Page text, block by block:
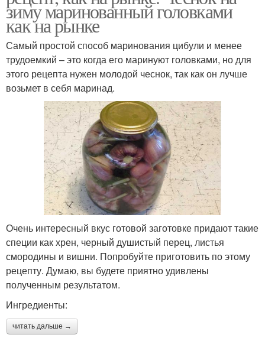
зиму маринованный головками
как на рынке
Самый простой способ маринования цибули и менее
трудоемкий – это когда его маринуют головками, но для
этого рецепта нужен молодой чеснок, так как он лучше
возьмет в себя маринад.
Очень интересный вкус готовой заготовке придают такие
специи как хрен, черный душистый перец, листья
смородины и вишни. Попробуйте приготовить по этому
рецепту. Думаю, вы будете приятно удивлены
полученным результатом.
Ингредиенты:
читать дальше →